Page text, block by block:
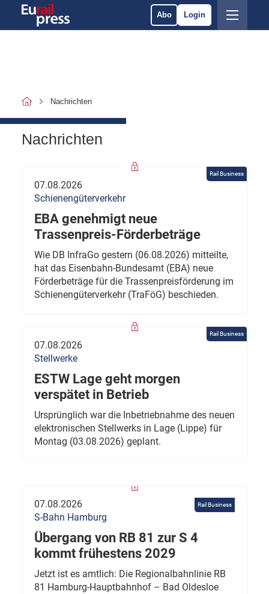
Abo Login
Nachrichten
Nachrichten
Rail Business
07.08.2026
Schienengüterverkehr
EBA genehmigt neue
Trassenpreis-Förderbeträge
Wie DB InfraGo gestern (06.08.2026) mitteilte,
hat das Eisenbahn-Bundesamt (EBA) neue
Förderbeträge für die Trassenpreisförderung im
Schienengüterverkehr (TraFöG) beschieden.
Rail Business
07.08.2026
Stellwerke
ESTW Lage geht morgen
verspätet in Betrieb
Ursprünglich war die Inbetriebnahme des neuen
elektronischen Stellwerks in Lage (Lippe) für
Montag (03.08.2026) geplant.
Rail Business
07.08.2026
S-Bahn Hamburg
Übergang von RB 81 zur S 4
kommt frühestens 2029
Jetzt ist es amtlich: Die Regionalbahnlinie RB
81 Hamburg-Hauptbahnhof – Bad Oldesloe